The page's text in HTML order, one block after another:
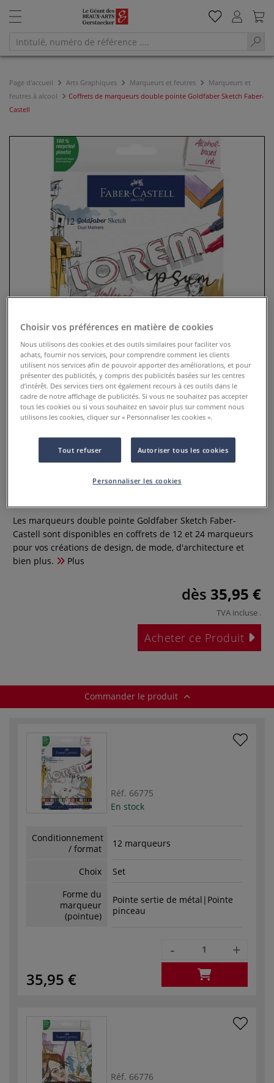
Page d'accueil Arts Graphiques Marqueurs et feutres
Marqueurs et
feutres à alcool
Coffrets de marqueurs double pointe Goldfaber Sketch Faber-
Castell
Coffrets de marqueurs double
pointe Goldfaber Sketch Faber-
Les marqueurs double pointe Goldfaber Sketch Faber-
Castell sont disponibles en coffrets de 12 et 24 marqueurs
pour vos créations de design, de mode, d'architecture et
bien plus.
Plus
dès 35,95 €
TVA incluse .
Acheter ce Produit
Commander le produit
Réf. 66775
En stock
Conditionnement
/ format
12 marqueurs
Choix
Set
Forme du
marqueur
(pointue)
Pointe sertie de métal|Pointe
pinceau
35,95 €
- +
Réf. 66776
Choisir vos préférences en matière de cookies
Nous utilisons des cookies et des outils similaires pour faciliter vos
achats, fournir nos services, pour comprendre comment les clients
utilisent nos services afin de pouvoir apporter des améliorations, et pour
présenter des publicités, y compris des publicités basées sur les centres
d’intérêt. Des services tiers ont également recours à ces outils dans le
cadre de notre affichage de publicités. Si vous ne souhaitez pas accepter
tous les cookies ou si vous souhaitez en savoir plus sur comment nous
utilisons les cookies, cliquer sur « Personnaliser les cookies ».
Tout refuser Autoriser tous les cookies
Personnaliser les cookies